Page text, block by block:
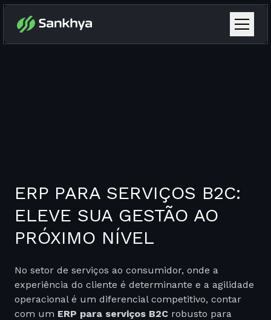
ERP PARA SERVIÇOS B2C:
ELEVE SUA GESTÃO AO
PRÓXIMO NÍVEL
No setor de serviços ao consumidor, onde a
experiência do cliente é determinante e a agilidade
operacional é um diferencial competitivo, contar
com um ERP para serviços B2C robusto para